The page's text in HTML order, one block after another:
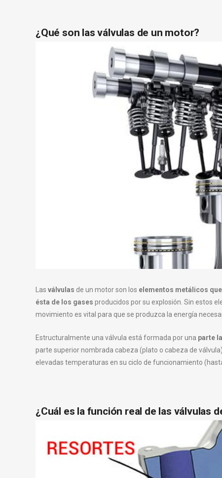
¿Qué son las válvulas de un motor?
Las válvulas de un motor son los elementos metálicos
ésta de los gases producidos por su explosión. Sin estos
movimiento es vital para que se produzca la energía
Estructuralmente una válvula está formada por una parte
parte superior nombrada cabeza (plato o cabeza de
elevadas temperaturas en su ciclo de funcionamiento
¿Cuál es la función real de las válvulas